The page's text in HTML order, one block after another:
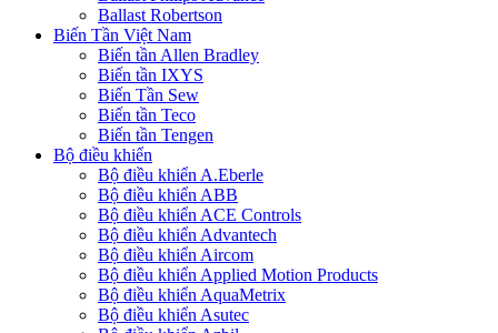
Ballast Robertson
Biến Tần Việt Nam
Biến tần Allen Bradley
Biến tần IXYS
Biến Tần Sew
Biến tần Teco
Biến tần Tengen
Bộ điều khiển
Bộ điều khiển A.Eberle
Bộ điều khiển ABB
Bộ điều khiển ACE Controls
Bộ điều khiển Advantech
Bộ điều khiển Aircom
Bộ điều khiển Applied Motion Products
Bộ điều khiển AquaMetrix
Bộ điều khiển Asutec